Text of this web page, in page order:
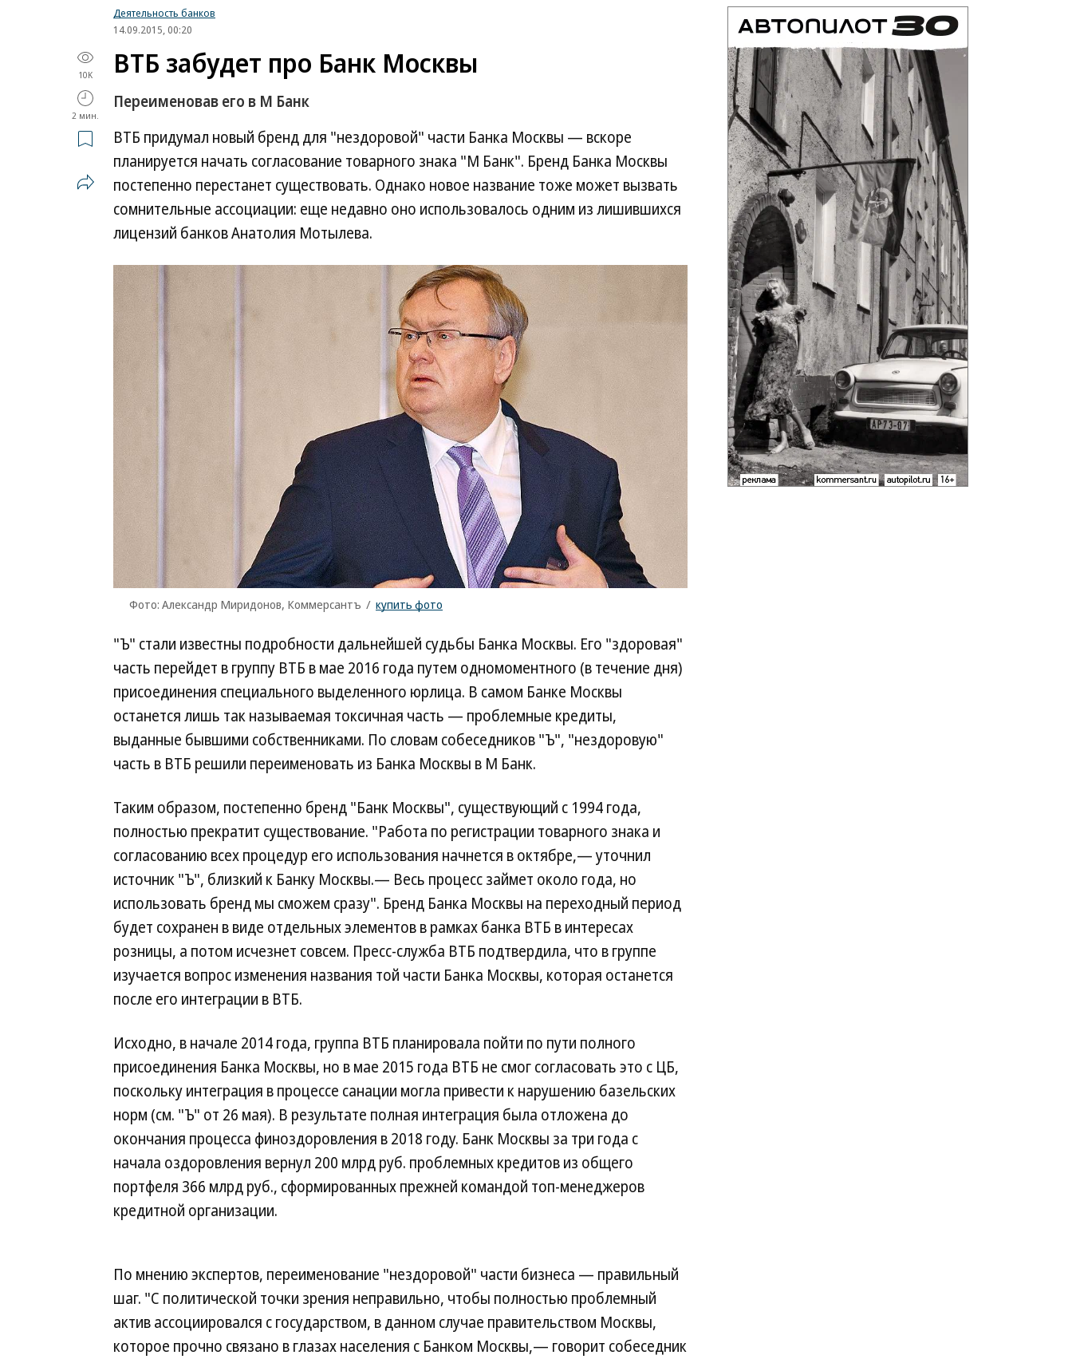
Деятельность банков
14.09.2015, 00:20
10K
2 мин.
ВТБ забудет про Банк Москвы
Переименовав его в М Банк
ВТБ придумал новый бренд для "нездоровой" части Банка Москвы — вскоре
планируется начать согласование товарного знака "М Банк". Бренд Банка Москвы
постепенно перестанет существовать. Однако новое название тоже может вызвать
сомнительные ассоциации: еще недавно оно использовалось одним из лишившихся
лицензий банков Анатолия Мотылева.
Фото: Александр Миридонов, Коммерсантъ / купить фото
"Ъ" стали известны подробности дальнейшей судьбы Банка Москвы. Его "здоровая"
часть перейдет в группу ВТБ в мае 2016 года путем одномоментного (в течение дня)
присоединения специального выделенного юрлица. В самом Банке Москвы
останется лишь так называемая токсичная часть — проблемные кредиты,
выданные бывшими собственниками. По словам собеседников "Ъ", "нездоровую"
часть в ВТБ решили переименовать из Банка Москвы в М Банк.
Таким образом, постепенно бренд "Банк Москвы", существующий с 1994 года,
полностью прекратит существование. "Работа по регистрации товарного знака и
согласованию всех процедур его использования начнется в октябре,— уточнил
источник "Ъ", близкий к Банку Москвы.— Весь процесс займет около года, но
использовать бренд мы сможем сразу". Бренд Банка Москвы на переходный период
будет сохранен в виде отдельных элементов в рамках банка ВТБ в интересах
розницы, а потом исчезнет совсем. Пресс-служба ВТБ подтвердила, что в группе
изучается вопрос изменения названия той части Банка Москвы, которая останется
после его интеграции в ВТБ.
Исходно, в начале 2014 года, группа ВТБ планировала пойти по пути полного
присоединения Банка Москвы, но в мае 2015 года ВТБ не смог согласовать это с ЦБ,
поскольку интеграция в процессе санации могла привести к нарушению базельских
норм (см. "Ъ" от 26 мая). В результате полная интеграция была отложена до
окончания процесса финоздоровления в 2018 году. Банк Москвы за три года с
начала оздоровления вернул 200 млрд руб. проблемных кредитов из общего
портфеля 366 млрд руб., сформированных прежней командой топ-менеджеров
кредитной организации.
По мнению экспертов, переименование "нездоровой" части бизнеса — правильный
шаг. "С политической точки зрения неправильно, чтобы полностью проблемный
актив ассоциировался с государством, в данном случае правительством Москвы,
которое прочно связано в глазах населения с Банком Москвы,— говорит собеседник